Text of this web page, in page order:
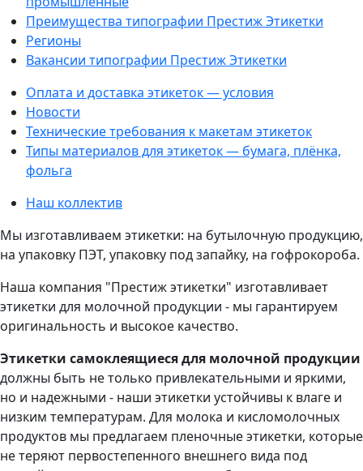
Преимущества типографии Престиж Этикетки
Регионы
Вакансии типографии Престиж Этикетки
Оплата и доставка этикеток — условия
Новости
Технические требования к макетам этикеток
Типы материалов для этикеток — бумага, плёнка,
фольга
Наш коллектив
Мы изготавливаем этикетки: на бутылочную продукцию,
на упаковку ПЭТ, упаковку под запайку, на гофрокороба.
Наша компания "Престиж этикетки" изготавливает
этикетки для молочной продукции - мы гарантируем
оригинальность и высокое качество.
Этикетки самоклеящиеся для молочной продукции
должны быть не только привлекательными и яркими,
но и надежными - наши этикетки устойчивы к влаге и
низким температурам. Для молока и кисломолочных
продуктов мы предлагаем пленочные этикетки, которые
не теряют первостепенного внешнего вида под